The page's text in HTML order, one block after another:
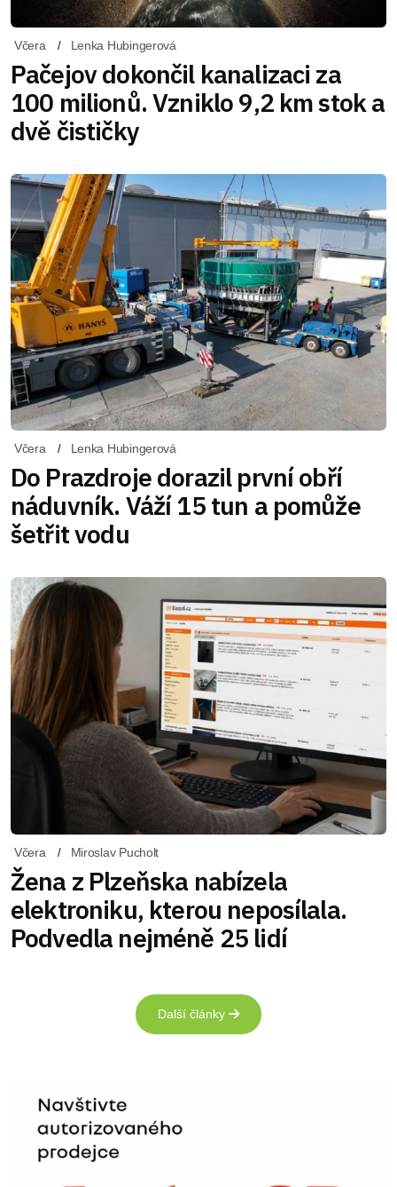
Včera Lenka Hubingerová
Pačejov dokončil kanalizaci za
100 milionů. Vzniklo 9,2 km stok a
dvě čističky
Včera Lenka Hubingerová
Do Prazdroje dorazil první obří
náduvník. Váží 15 tun a pomůže
šetřit vodu
Včera Miroslav Pucholt
Žena z Plzeňska nabízela
elektroniku, kterou neposílala.
Podvedla nejméně 25 lidí
Další články